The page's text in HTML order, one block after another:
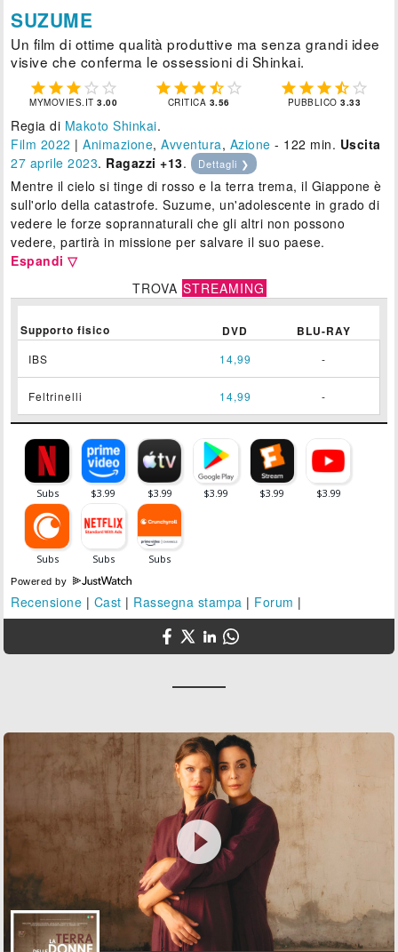
SUZUME
Un film di ottime qualità produttive ma senza grandi idee
visive che conferma le ossessioni di Shinkai.
    
MYMOVIES.IT3.00
    
CRITICA 3.56
    
PUBBLICO3.33
Regia di Makoto Shinkai.
Film 2022 |Animazione,Avventura, Azione - 122 min. Uscita
27 aprile 2023. Ragazzi +13. Dettagli ❯
Mentre il cielo si tinge di rosso e la terra trema, il Giappone è
sull'orlo della catastrofe. Suzume, un'adolescente in grado di
vedere le forze soprannaturali che gli altri non possono
vedere, partirà in missione per salvare il suo paese.
Espandi ▽
TROVA STREAMING
Supporto fisico DVD BLU-RAY
IBS 14,99 -
Feltrinelli 14,99 -
Powered by
Recensione | Cast | Rassegna stampa | Forum |
